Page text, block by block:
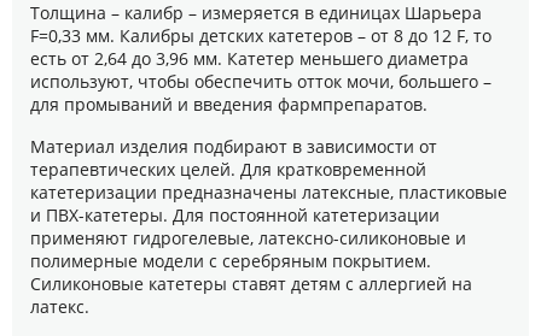
Толщина – калибр – измеряется в единицах Шарьера
F=0,33 мм. Калибры детских катетеров – от 8 до 12 F, то
есть от 2,64 до 3,96 мм. Катетер меньшего диаметра
используют, чтобы обеспечить отток мочи, большего –
для промываний и введения фармпрепаратов.
Материал изделия подбирают в зависимости от
терапевтических целей. Для кратковременной
катетеризации предназначены латексные, пластиковые
и ПВХ-катетеры. Для постоянной катетеризации
применяют гидрогелевые, латексно-силиконовые и
полимерные модели с серебряным покрытием.
Силиконовые катетеры ставят детям с аллергией на
латекс.